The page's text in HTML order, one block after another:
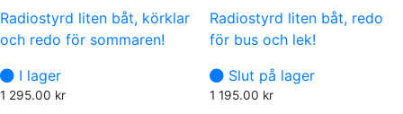
Radiostyrd liten båt, körklar
och redo för sommaren!
I lager
1 295.00 kr
Radiostyrd liten båt, redo
för bus och lek!
Slut på lager
1 195.00 kr